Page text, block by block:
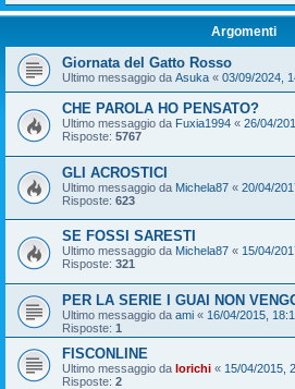
Argomenti
Giornata del Gatto Rosso
Ultimo messaggio da Asuka « 03/09/2024,
CHE PAROLA HO PENSATO?
Ultimo messaggio da Fuxia1994 « 26/04/
Risposte: 5767
GLI ACROSTICI
Ultimo messaggio da Michela87 « 20/04/
Risposte: 623
SE FOSSI SARESTI
Ultimo messaggio da Michela87 « 15/04/
Risposte: 321
PER LA SERIE I GUAI NON
Ultimo messaggio da ami « 16/04/2015,
Risposte: 1
FISCONLINE
Ultimo messaggio da lorichi « 15/04/2015,
Risposte: 2